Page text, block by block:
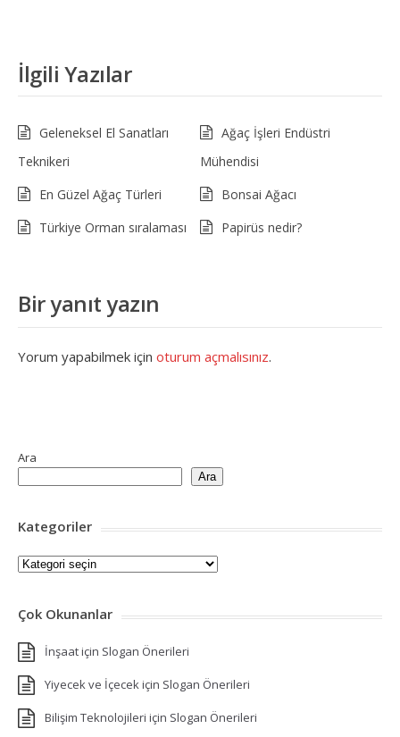
İlgili Yazılar
Geleneksel El Sanatları
Teknikeri
Ağaç İşleri Endüstri
Mühendisi
En Güzel Ağaç Türleri
Bonsai Ağacı
Türkiye Orman sıralaması
Papirüs nedir?
Bir yanıt yazın
Yorum yapabilmek için oturum açmalısınız.
Ara
Ara
Kategoriler
Kategoriler
Çok Okunanlar
İnşaat için Slogan Önerileri
Yiyecek ve İçecek için Slogan Önerileri
Bilişim Teknolojileri için Slogan Önerileri